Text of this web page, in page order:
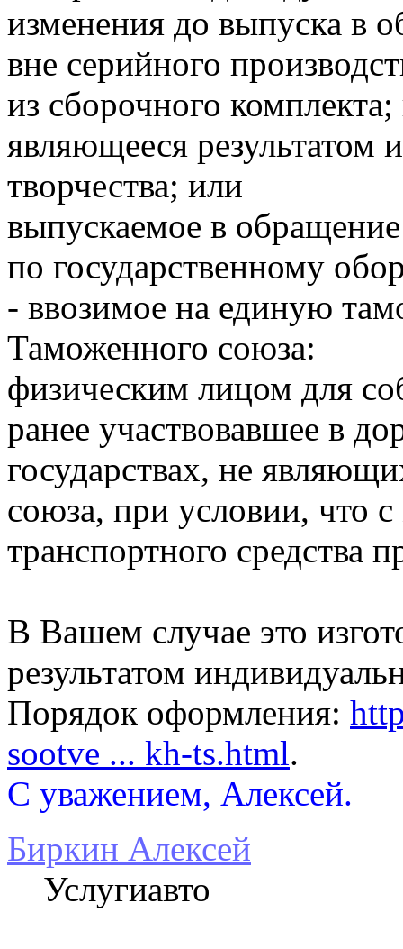
изменения до выпуска в
вне серийного
из сборочного
являющееся результатом
творчества; или
выпускаемое в
по государственному
- ввозимое на единую
Таможенного союза:
физическим лицом для
ранее участвовавшее в
государствах, не
союза, при условии, что
транспортного средства
В Вашем случае это
результатом
Порядок оформления:
sootve ... kh-ts.html.
С уважением, Алексей.
Биркин Алексей
Услугиавто